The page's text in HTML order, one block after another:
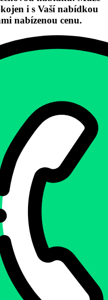
i s Vaší nabídkou
nabízenou cenu.